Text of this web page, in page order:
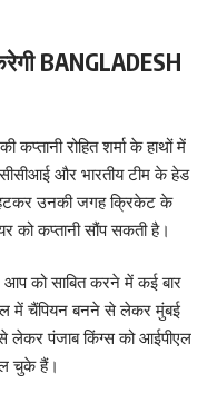
BANGLADESH
रोहित शर्मा के हाथों में
और भारतीय टीम के हेड
उनकी जगह क्रिकेट के
को कप्तानी सौंप सकती है।
को साबित करने में कई बार
चैंपियन बनने से लेकर मुंबई
लेकर पंजाब किंग्स को आईपीएल
चुके हैं।